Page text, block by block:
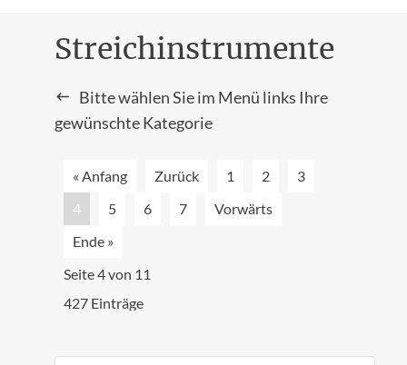
Streichinstrumente
Bitte wählen Sie im Menü links Ihre
gewünschte Kategorie
« Anfang Zurück 1 2
3
4
5 6 7
Vorwärts
Ende »
Seite 4 von 11
427 Einträge